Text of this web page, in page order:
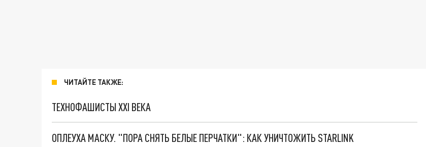
ЧИТАЙТЕ ТАКЖЕ:
ТЕХНОФАШИСТЫ XXI ВЕКА
ОПЛЕУХА МАСКУ. "ПОРА СНЯТЬ БЕЛЫЕ ПЕРЧАТКИ": КАК УНИЧТОЖИТЬ STARLINK